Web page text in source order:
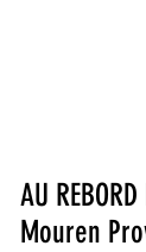
AU
Mouren